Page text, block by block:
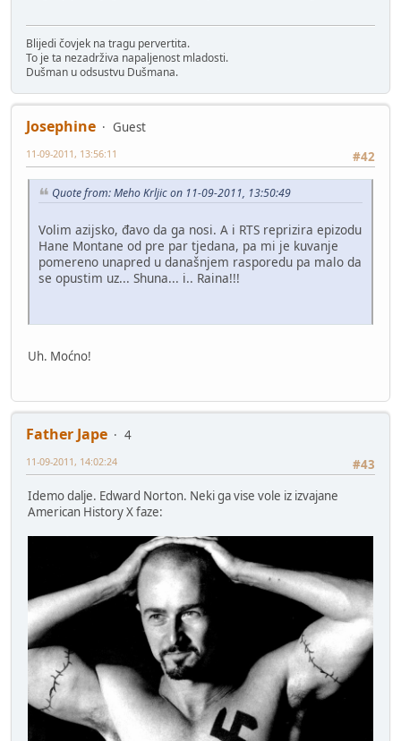
Blijedi čovjek na tragu pervertita.
To je ta nezadrživa napaljenost mladosti.
Dušman u odsustvu Dušmana.
Josephine
Guest
#42
11-09-2011, 13:56:11
Quote from: Meho Krljic on 11-09-2011, 13:50:49
Volim azijsko, đavo da ga nosi. A i RTS reprizira epizodu
Hane Montane od pre par tjedana, pa mi je kuvanje
pomereno unapred u današnjem rasporedu pa malo da
se opustim uz... Shuna... i.. Raina!!!
Uh. Moćno!
Father Jape
4
#43
11-09-2011, 14:02:24
Idemo dalje. Edward Norton. Neki ga vise vole iz izvajane
American History X faze: